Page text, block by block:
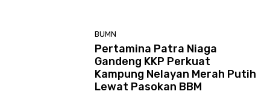
BUMN
Pertamina Patra Niaga
Gandeng KKP Perkuat
Kampung Nelayan Merah Putih
Lewat Pasokan BBM